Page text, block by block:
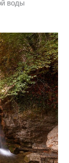
воды